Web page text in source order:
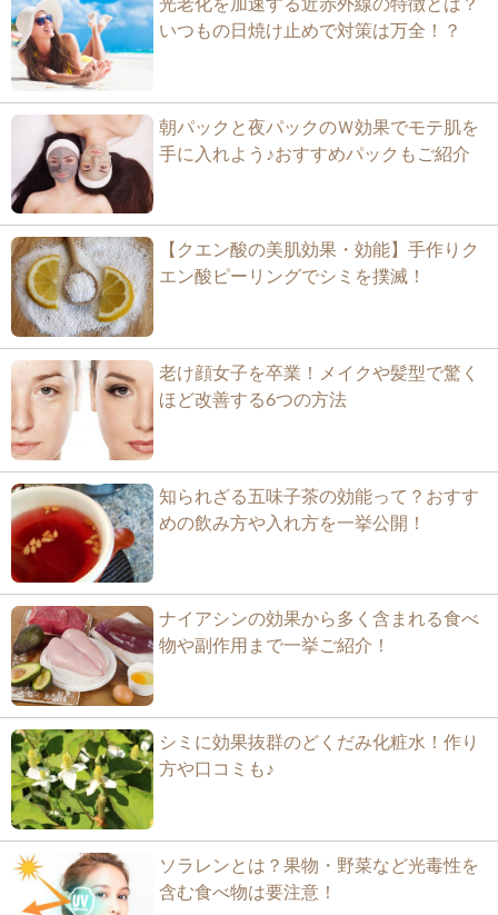
光老化を加速する近赤外線の特徴とは？
いつもの日焼け止めで対策は万全！？
朝パックと夜パックのＷ効果でモテ肌を
手に入れよう♪おすすめパックもご紹介
【クエン酸の美肌効果・効能】手作りク
エン酸ピーリングでシミを撲滅！
老け顔女子を卒業！メイクや髪型で驚く
ほど改善する6つの方法
知られざる五味子茶の効能って？おすす
めの飲み方や入れ方を一挙公開！
ナイアシンの効果から多く含まれる食べ
物や副作用まで一挙ご紹介！
シミに効果抜群のどくだみ化粧水！作り
方や口コミも♪
ソラレンとは？果物・野菜など光毒性を
含む食べ物は要注意！